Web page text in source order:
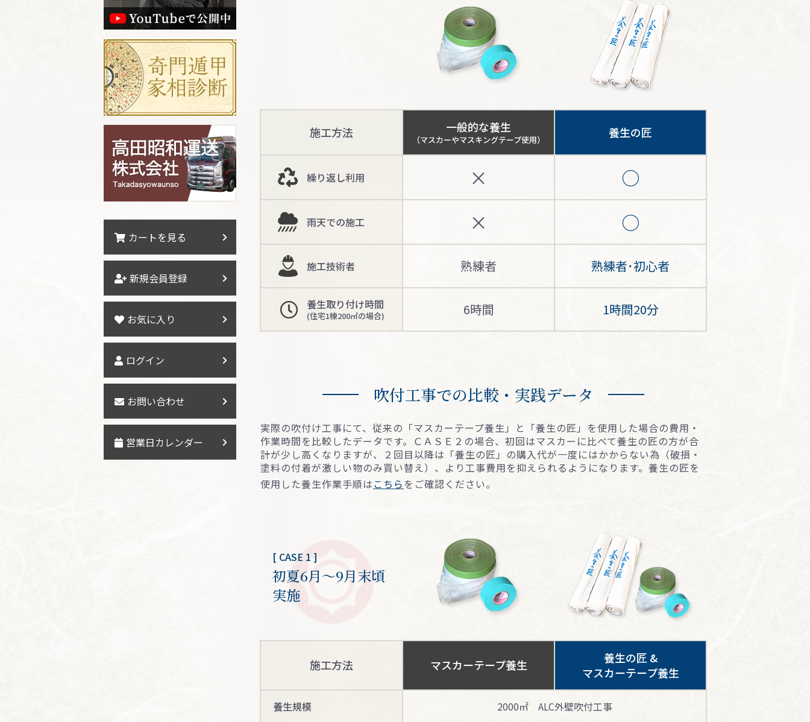
カートを見る
新規会員登録
お気に入り
ログイン
お問い合わせ
営業日カレンダー
施工方法 ⼀般的な養⽣
（マスカーやマスキングテープ使⽤） 養生の匠
繰り返し利⽤ × ○
⾬天での施⼯ × ○
施⼯技術者 熟練者 熟練者･初心者
養⽣取り付け時間
(住宅1棟200㎡の場合) 6時間 1時間20分
吹付⼯事での⽐較・実践データ
実際の吹付け⼯事にて、従来の「マスカーテープ養⽣」と「養⽣の匠」を使⽤した場合の費⽤・
作業時間を⽐較したデータです。ＣＡＳＥ２の場合、初回はマスカーに比べて養生の匠の方が合
計が少し高くなりますが、２回目以降は「養生の匠」の購入代が一度にはかからない為（破損・
塗料の付着が激しい物のみ買い替え）、より⼯事費⽤を抑えられるようになります。養⽣の匠を
使⽤した養⽣作業⼿順はこちら をご確認ください。
[ CASE 1 ]
初夏6⽉〜9⽉末頃
実施
施工方法 マスカーテープ養⽣
養生の匠 &
マスカーテープ養⽣
養⽣規模 2000㎡ ALC外壁吹付⼯事